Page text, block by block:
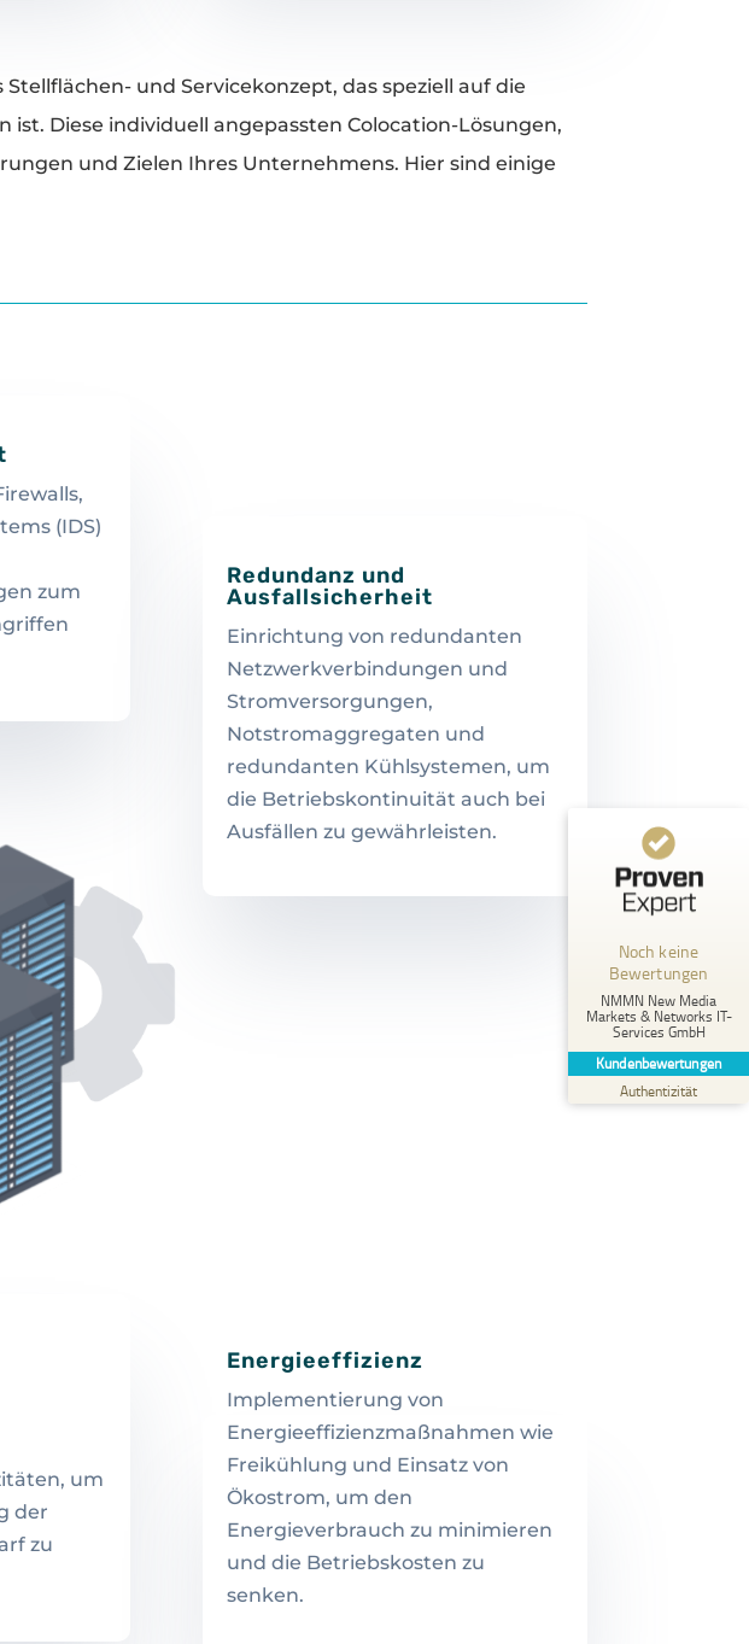
und Servicekonzept, das speziell auf die
Diese individuell angepassten Colocation-Lösungen,
und Zielen Ihres Unternehmens. Hier sind einige
(IDS)
zum
Redundanz und
Ausfallsicherheit
Einrichtung von redundanten
Netzwerkverbindungen und
Stromversorgungen,
Notstromaggregaten und
redundanten Kühlsystemen, um
die Betriebskontinuität auch bei
Ausfällen zu gewährleisten.
um
der
zu
Energieeffizienz
Implementierung von
Energieeffizienzmaßnahmen wie
Freikühlung und Einsatz von
Ökostrom, um den
Energieverbrauch zu minimieren
und die Betriebskosten zu
senken.
Noch keine
Bewertungen
NMMN New Media
Markets & Networks IT-
Services GmbH
Kundenbewertungen
Authentizität
Kundenbewertungen und Erfahrungen zu
NMMN New Media Markets & Networks IT-Services GmbH
Erfahren Sie mehr über dieses Bewertungssiegel
01.01.1970